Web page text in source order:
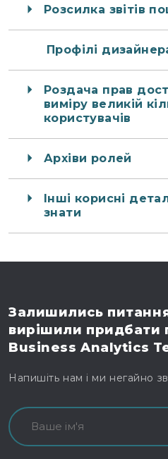
Розсилка звітів
Профілі
Роздача прав
виміру великій
користувачів
Архіви ролей
Інші корисні
знати
Залишились
вирішили придбати
Business Analytics
Напишіть нам і ми негайно